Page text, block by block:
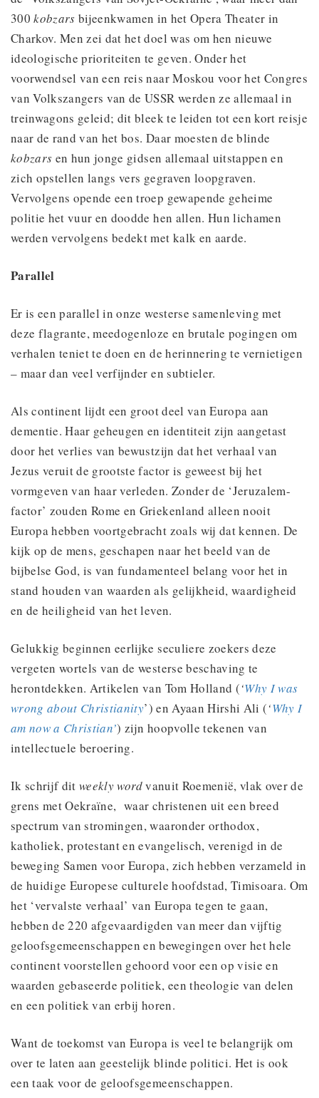
300kobzars bijeenkwamen in het Opera Theater in
Charkov. Men zei dat het doel was om hen nieuwe
ideologische prioriteiten te geven. Onder het
voorwendsel van een reis naar Moskou voor het Congres
van Volkszangers van de USSR werden ze allemaal in
treinwagons geleid; dit bleek te leiden tot een kort reisje
naar de rand van het bos. Daar moesten de blinde
kobzars en hun jonge gidsen allemaal uitstappen en
zich opstellen langs vers gegraven loopgraven.
Vervolgens opende een troep gewapende geheime
politie het vuur en doodde hen allen. Hun lichamen
werden vervolgens bedekt met kalk en aarde.
Parallel
Er is een parallel in onze westerse samenleving met
deze flagrante, meedogenloze en brutale pogingen om
verhalen teniet te doen en de herinnering te vernietigen
– maar dan veel verfijnder en subtieler.
Als continent lijdt een groot deel van Europa aan
dementie. Haar geheugen en identiteit zijn aangetast
door het verlies van bewustzijn dat het verhaal van
Jezus veruit de grootste factor is geweest bij het
vormgeven van haar verleden. Zonder de ‘Jeruzalem-
factor’ zouden Rome en Griekenland alleen nooit
Europa hebben voortgebracht zoals wij dat kennen. De
kijk op de mens, geschapen naar het beeld van de
bijbelse God, is van fundamenteel belang voor het in
stand houden van waarden als gelijkheid, waardigheid
en de heiligheid van het leven.
Gelukkig beginnen eerlijke seculiere zoekers deze
vergeten wortels van de westerse beschaving te
herontdekken. Artikelen van Tom Holland (‘Why I was
wrong about Christianity’) en Ayaan Hirshi Ali (‘Why I
am now a Christian’) zijn hoopvolle tekenen van
intellectuele beroering.
Ik schrijf ditweekly wordvanuit Roemenië, vlak over de
grens met Oekraïne, waar christenen uit een breed
spectrum van stromingen, waaronder orthodox,
katholiek, protestant en evangelisch, verenigd in de
beweging Samen voor Europa, zich hebben verzameld in
de huidige Europese culturele hoofdstad, Timisoara. Om
het ‘vervalste verhaal’ van Europa tegen te gaan,
hebben de 220 afgevaardigden van meer dan vijftig
geloofsgemeenschappen en bewegingen over het hele
continent voorstellen gehoord voor een op visie en
waarden gebaseerde politiek, een theologie van delen
en een politiek van erbij horen.
Want de toekomst van Europa is veel te belangrijk om
over te laten aan geestelijk blinde politici. Het is ook
een taak voor de geloofsgemeenschappen.